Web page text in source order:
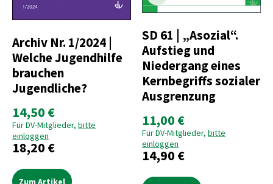
Archiv Nr. 1/2024 |
Welche Jugendhilfe
brauchen
Jugendliche?
14,50 €
Für DV-Mitglieder, bitte
einloggen
18,20 €
Zum Artikel
SD 61 | „Asozial“.
Aufstieg und
Niedergang eines
Kernbegriffs sozialer
Ausgrenzung
11,00 €
Für DV-Mitglieder, bitte
einloggen
14,90 €